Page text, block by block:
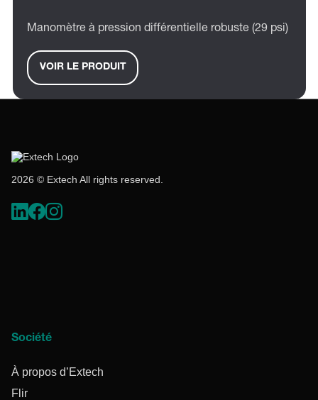
Manomètre à pression différentielle robuste (29 psi)
VOIR LE PRODUIT
2026 © Extech All rights reserved.
Société
À propos d’Extech
Flir